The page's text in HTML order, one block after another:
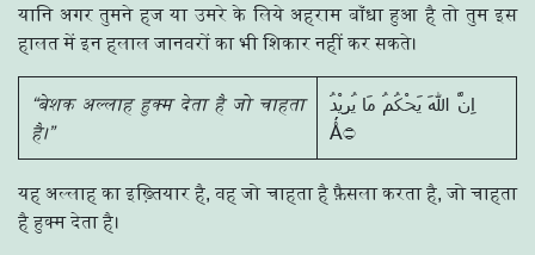
यानि अगर तुमने हज या उमरे के लिये अहराम बाँधा हुआ है तो तुम इस
हालत में इन हलाल जानवरों का भी शिकार नहीं कर सकते।
“बेशक अल्लाह हुक्म देता है जो चाहता
है।”
اِنَّ اللّٰهَ يَحْكُمُ مَا يُرِيْدُ
यह अल्लाह का इख़्तियार है, वह जो चाहता है फ़ैसला करता है, जो चाहता
है हुक्म देता है।